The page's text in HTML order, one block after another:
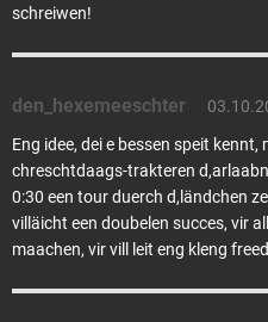
schreiwen!
den_hexemeeschter
Eng idee, dei e bessen speit kennt,
chreschtdaags-trakteren
0:30 een tour duerch d,ländchen
villäicht een doubelen succes, vir
maachen, vir vill leit eng kleng